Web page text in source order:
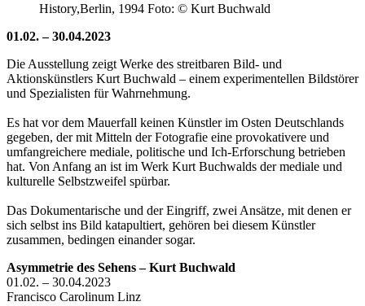
History,Berlin, 1994 Foto: © Kurt Buchwald
01.02. – 30.04.2023
Die Ausstellung zeigt Werke des streitbaren Bild- und
Aktionskünstlers Kurt Buchwald – einem experimentellen Bildstörer
und Spezialisten für Wahrnehmung.
Es hat vor dem Mauerfall keinen Künstler im Osten Deutschlands
gegeben, der mit Mitteln der Fotografie eine provokativere und
umfangreichere mediale, politische und Ich-Erforschung betrieben
hat. Von Anfang an ist im Werk Kurt Buchwalds der mediale und
kulturelle Selbstzweifel spürbar.
Das Dokumentarische und der Eingriff, zwei Ansätze, mit denen er
sich selbst ins Bild katapultiert, gehören bei diesem Künstler
zusammen, bedingen einander sogar.
Asymmetrie des Sehens – Kurt Buchwald
01.02. – 30.04.2023
Francisco Carolinum Linz